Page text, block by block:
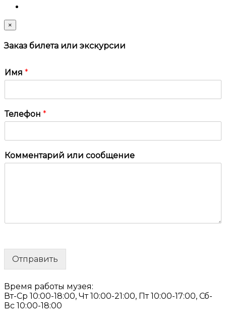
×
Заказ билета или экскурсии
Имя *
Телефон *
Комментарий или сообщение
Отправить
Время работы музея:
Вт-Ср 10:00-18:00, Чт 10:00-21:00, Пт 10:00-17:00, Сб-
Вс 10:00-18:00